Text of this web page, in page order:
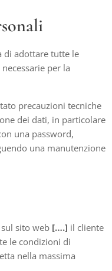
di adottare tutte le
per la
precauzioni tecniche
dei dati, in particolare
una password,
una manutenzione
sito web [….] il cliente
le condizioni di
nella massima